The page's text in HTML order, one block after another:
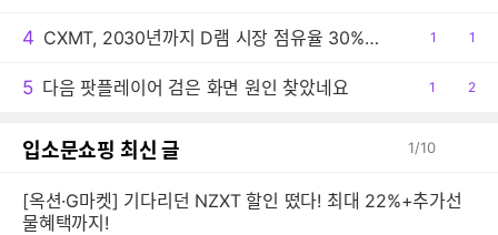
4 CXMT, 2030년까지 D램 시장 점유율 30% 목표
공1
댓1
5 다음 팟플레이어 검은 화면 원인 찾았네요
공1
댓
2
입소문쇼핑 최신 글 1/10
[옥션·G마켓] 기다리던 NZXT 할인 떴다! 최대 22%+추가선
물혜택까지!